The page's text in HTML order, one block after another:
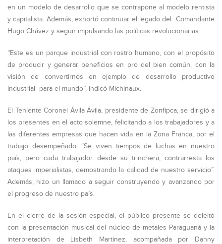
en un modelo de desarrollo que se contrapone al modelo rentista
y capitalista. Además, exhortó continuar el legado del Comandante
Hugo Chávez y seguir impulsando las políticas revolucionarias.
“Este es un parque industrial con rostro humano, con el propósito
de producir y generar beneficios en pro del bien común, con la
visión de convertirnos en ejemplo de desarrollo productivo
industrial para el mundo”, indicó Michinaux.
El Teniente Coronel Ávila Ávila, presidente de Zonfipca, se dirigió a
los presentes en el acto solemne, felicitando a los trabajadores y a
las diferentes empresas que hacen vida en la Zona Franca, por el
trabajo desempeñado. “Se viven tiempos de luchas en nuestro
país, pero cada trabajador desde su trinchera, contrarresta los
ataques imperialistas, demostrando la calidad de nuestro servicio”.
Además, hizo un llamado a seguir construyendo y avanzando por
el progreso de nuestro país.
En el cierre de la sesión especial, el público presente se deleitó
con la presentación musical del núcleo de metales Paraguaná y la
interpretación de Lisbeth Martínez, acompañada por Danny